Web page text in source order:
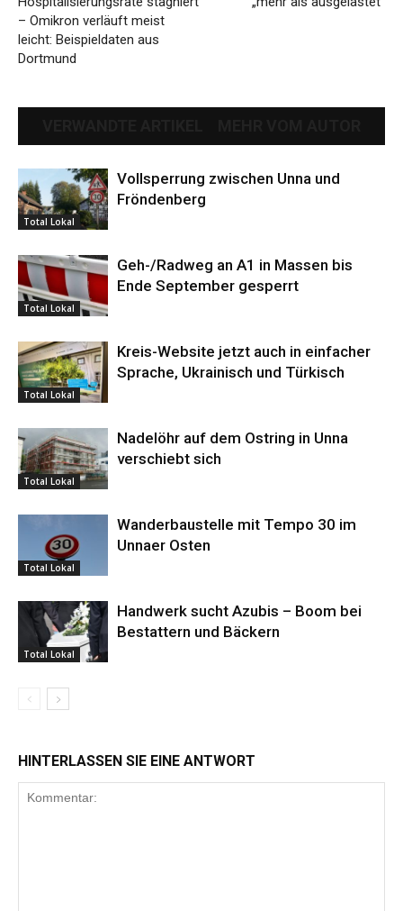
– Omikron verläuft meist
leicht: Beispieldaten aus
Dortmund
Total Lokal
Vollsperrung zwischen Unna und
Fröndenberg
Total Lokal
Geh-/Radweg an A1 in Massen bis
Ende September gesperrt
Total Lokal
Kreis-Website jetzt auch in einfacher
Sprache, Ukrainisch und Türkisch
Total Lokal
Nadelöhr auf dem Ostring in Unna
verschiebt sich
Total Lokal
Wanderbaustelle mit Tempo 30 im
Unnaer Osten
Total Lokal
Handwerk sucht Azubis – Boom bei
Bestattern und Bäckern
HINTERLASSEN SIE EINE ANTWORT